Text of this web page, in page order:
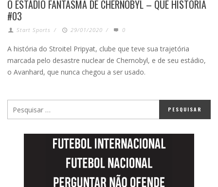
O ESTÁDIO FANTASMA DE CHERNOBYL – QUE HISTÓRIA
#03
Start Sports / 29/01/2020 / 0
A história do Stroitel Pripyat, clube que teve sua trajetória
marcada pelo desastre nuclear de Chernobyl, e de seu estádio,
o Avanhard, que nunca chegou a ser usado.